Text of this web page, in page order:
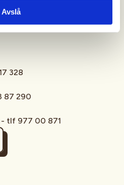
AvslåDNT Bærum Turlag -
328
87 290
- tlf 977 00 871